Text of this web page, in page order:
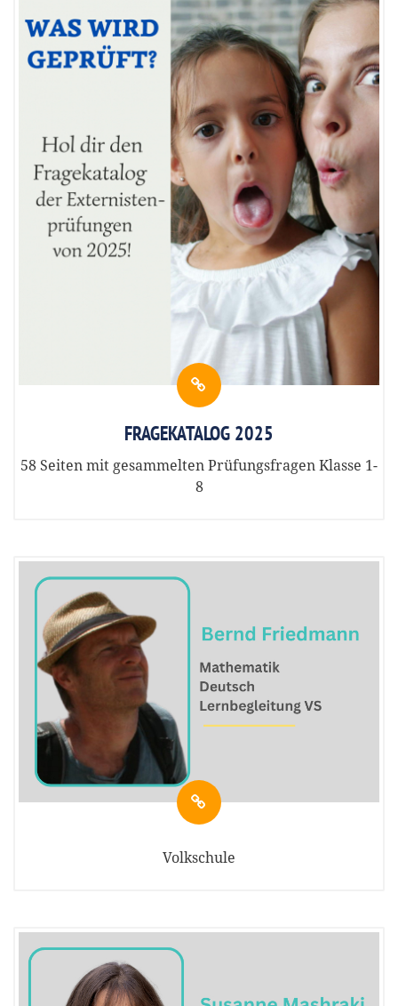
FRAGEKATALOG 2025
58 Seiten mit gesammelten Prüfungsfragen Klasse 1-
8
Volkschule